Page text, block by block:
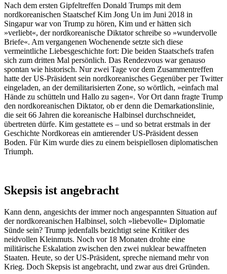
Nach dem ersten Gipfeltreffen Donald Trumps mit dem
nordkoreanischen Staatschef Kim Jong Un im Juni 2018 in
Singapur war von Trump zu hören, Kim und er hätten sich
»verliebt«, der nordkoreanische Diktator schreibe so »wundervolle
Briefe«. Am vergangenen Wochenende setzte sich diese
vermeintliche Liebesgeschichte fort: Die beiden Staatschefs trafen
sich zum dritten Mal persönlich. Das Rendezvous war genauso
spontan wie historisch. Nur zwei Tage vor dem Zusammentreffen
hatte der US-Präsident sein nordkoreanisches Gegenüber per Twitter
eingeladen, an der demilitarisierten Zone, so wörtlich, »einfach mal
Hände zu schütteln und Hallo zu sagen«. Vor Ort dann fragte Trump
den nordkoreanischen Diktator, ob er denn die Demarkationslinie,
die seit 66 Jahren die koreanische Halbinsel durchschneidet,
übertreten dürfe. Kim gestattete es – und so betrat erstmals in der
Geschichte Nordkoreas ein amtierender US-Präsident dessen
Boden. Für Kim wurde dies zu einem beispiellosen diplomatischen
Triumph.
Skepsis ist angebracht
Kann denn, angesichts der immer noch angespannten Situation auf
der nordkoreanischen Halbinsel, solch »liebevolle« Diplomatie
Sünde sein? Trump jedenfalls bezichtigt seine Kritiker des
neidvollen Kleinmuts. Noch vor 18 Monaten drohte eine
militärische Eskalation zwischen den zwei nuklear bewaffneten
Staaten. Heute, so der US-Präsident, spreche niemand mehr von
Krieg. Doch Skepsis ist angebracht, und zwar aus drei Gründen.